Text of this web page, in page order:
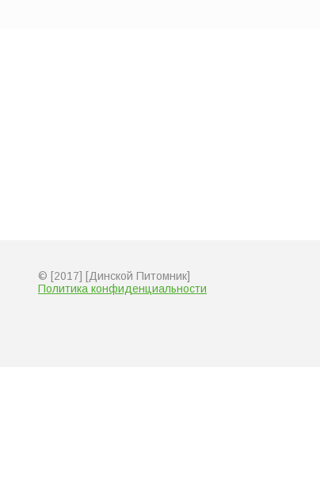
© [2017] [Динской Питомник]
Политика конфиденциальности